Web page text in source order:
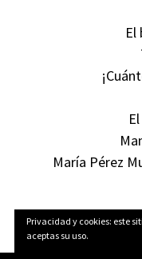
El
María Pérez
Privacidad y cookies: este
aceptas su uso.